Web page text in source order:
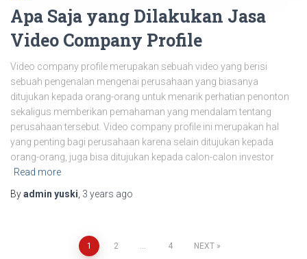
Apa Saja yang Dilakukan Jasa
Video Company Profile
Video company profile merupakan sebuah video yang berisi
sebuah pengenalan mengenai perusahaan yang biasanya
ditujukan kepada orang-orang untuk menarik perhatian penonton
sekaligus memberikan pemahaman yang mendalam tentang
perusahaan tersebut. Video company profile ini merupakan hal
yang penting bagi perusahaan karena selain ditujukan kepada
orang-orang, juga bisa ditujukan kepada calon-calon investor
Read more
Byadmin yuski 3 years ago
1 2 4 NEXT